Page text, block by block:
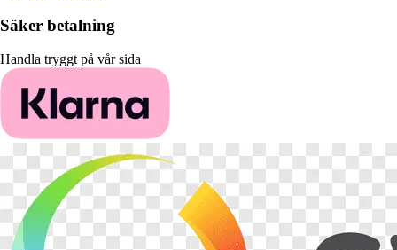
Säker betalning
Handla tryggt på vår sida